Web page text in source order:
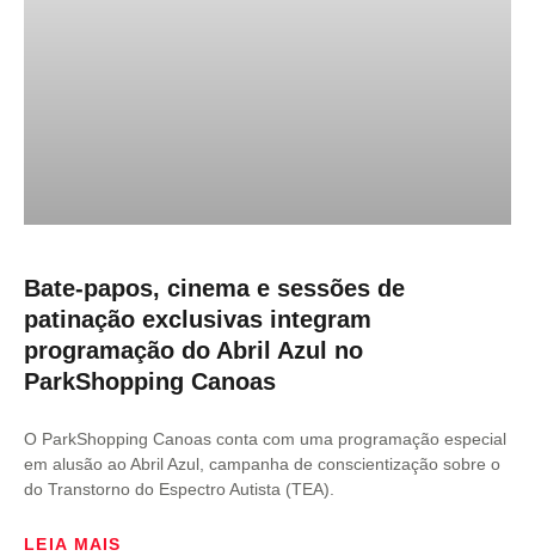
Bate-papos, cinema e sessões de
patinação exclusivas integram
programação do Abril Azul no
ParkShopping Canoas
O ParkShopping Canoas conta com uma programação especial
em alusão ao Abril Azul, campanha de conscientização sobre o
do Transtorno do Espectro Autista (TEA).
LEIA MAIS